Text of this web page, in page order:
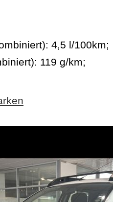
4,5 l/100km;
119 g/km;